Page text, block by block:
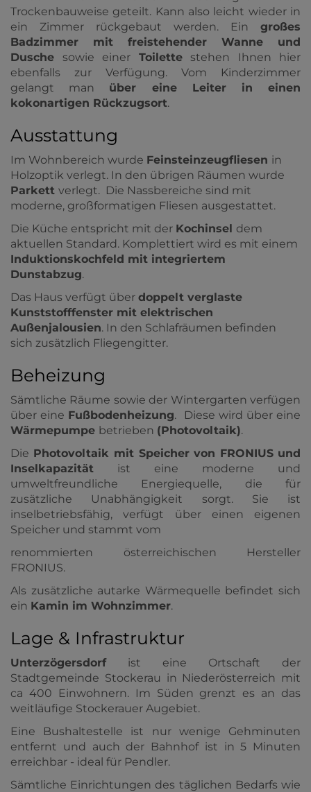
Trockenbauweise geteilt. Kann also leicht wieder in
ein Zimmer rückgebaut werden. Ein großes
Badzimmer mit freistehender Wanne und
Dusche sowie einer Toilettestehen Ihnen hier
ebenfalls zur Verfügung. Vom Kinderzimmer
gelangt man über eine Leiter in einen
kokonartigen Rückzugsort.
Ausstattung
Im Wohnbereich wurde Feinsteinzeugfliesen in
Holzoptik verlegt. In den übrigen Räumen wurde
Parkett verlegt. Die Nassbereiche sind mit
moderne, großformatigen Fliesen ausgestattet.
Die Küche entspricht mit der Kochinsel dem
aktuellen Standard. Komplettiert wird es mit einem
Induktionskochfeld mit integriertem
Dunstabzug.
Das Haus verfügt über doppelt verglaste
Kunststofffenster mit elektrischen
Außenjalousien. In den Schlafräumen befinden
sich zusätzlich Fliegengitter.
Beheizung
Sämtliche Räume sowie der Wintergarten verfügen
über eine Fußbodenheizung. Diese wird über eine
Wärmepumpe betrieben (Photovoltaik).
Die Photovoltaik mit Speicher von FRONIUS und
Inselkapazität ist eine moderne und
umweltfreundliche Energiequelle, die für
zusätzliche Unabhängigkeit sorgt. Sie ist
inselbetriebsfähig, verfügt über einen eigenen
Speicher und stammt vom
renommierten österreichischen Hersteller
FRONIUS.
Als zusätzliche autarke Wärmequelle befindet sich
ein Kamin im Wohnzimmer.
Lage & Infrastruktur
Unterzögersdorfist eine Ortschaft der
Stadtgemeinde Stockerau in Niederösterreich mit
ca 400 Einwohnern. Im Süden grenzt es an das
weitläufige Stockerauer Augebiet.
Eine Bushaltestelle ist nur wenige Gehminuten
entfernt und auch der Bahnhof ist in 5 Minuten
erreichbar - ideal für Pendler.
Sämtliche Einrichtungen des täglichen Bedarfs wie